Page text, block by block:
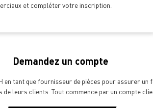
et compléter votre inscription.
Demandez un compte
en tant que fournisseur de pièces pour assurer
de leurs clients. Tout commence par un compte